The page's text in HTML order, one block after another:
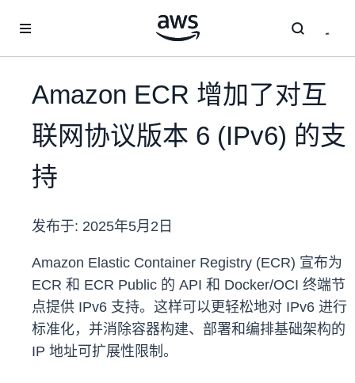
Amazon ECR 增加了对互
联网协议版本 6 (IPv6) 的支
持
发布于: 2025年5月2日
Amazon Elastic Container Registry (ECR) 宣布为
ECR 和 ECR Public 的 API 和 Docker/OCI 终端节
点提供 IPv6 支持。这样可以更轻松地对 IPv6 进行
标准化，并消除容器构建、部署和编排基础架构的
IP 地址可扩展性限制。